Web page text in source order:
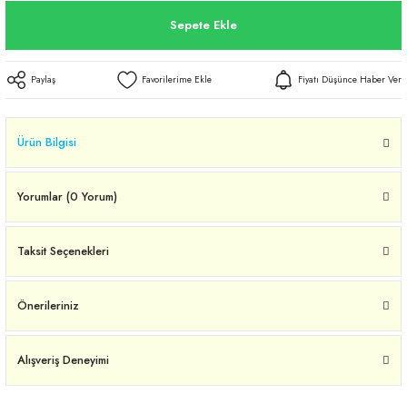
Sepete Ekle
Paylaş Fiyatı Düşünce Haber Ver
Ürün Bilgisi
Yorumlar (0 Yorum)
Taksit Seçenekleri
Önerileriniz
Alışveriş Deneyimi